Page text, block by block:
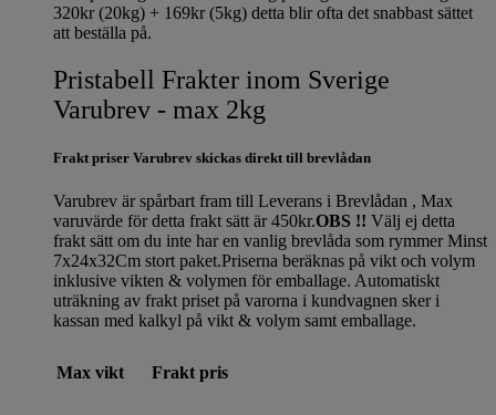
320kr (20kg) + 169kr (5kg) detta blir ofta det snabbast sättet
att beställa på.
Pristabell Frakter inom Sverige
Varubrev - max 2kg
Frakt priser Varubrev skickas direkt till brevlådan
Varubrev är spårbart fram till Leverans i Brevlådan , Max
varuvärde för detta frakt sätt är 450kr.OBS !! Välj ej detta
frakt sätt om du inte har en vanlig brevlåda som rymmer Minst
7x24x32Cm stort paket.Priserna beräknas på vikt och volym
inklusive vikten & volymen för emballage. Automatiskt
uträkning av frakt priset på varorna i kundvagnen sker i
kassan med kalkyl på vikt & volym samt emballage.
Max vikt Frakt pris